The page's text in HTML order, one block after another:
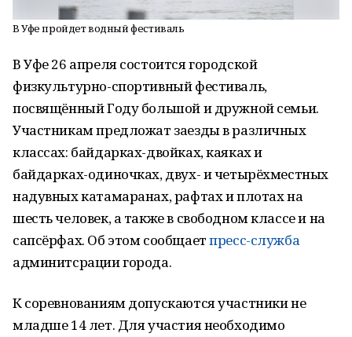
В Уфе пройдет водный фестиваль
В Уфе 26 апреля состоится городской
физкультурно-спортивный фестиваль,
посвящённый Году большой и дружной семьи.
Участникам предложат заезды в различных
классах: байдарках-двойках, каяках и
байдарках-одиночках, двух- и четырёхместных
надувных катамаранах, рафтах и плотах на
шесть человек, а также в свободном классе и на
сапсёрфах. Об этом сообщаетпресс-служба
админитсрации города.
К соревнованиям допускаются участники не
младше 14 лет. Для участия необходимо